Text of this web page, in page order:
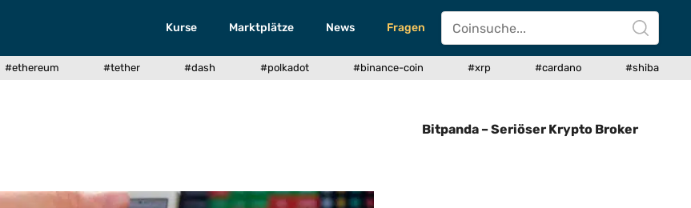
Kurse Marktplätze News Fragen
#ethereum #tether #dash #polkadot #binance-coin #xrp #cardano #shiba
Bitpanda – Seriöser Krypto Broker